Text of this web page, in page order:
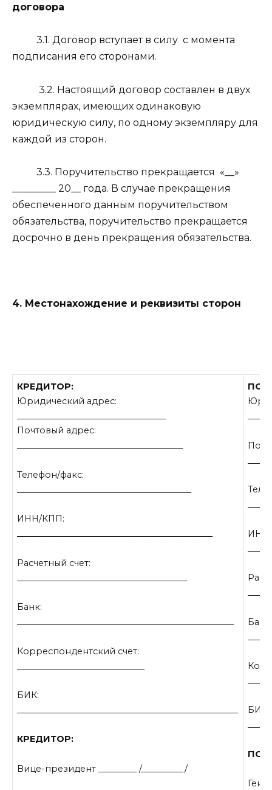
договора
3.1. Договор вступает в силу с момента
подписания его сторонами.
3.2. Настоящий договор составлен в двух
экземплярах, имеющих одинаковую
юридическую силу, по одному экземпляру для
каждой из сторон.
3.3. Поручительство прекращается «__»
_________ 20__ года. В случае прекращения
обеспеченного данным поручительством
обязательства, поручительство прекращается
досрочно в день прекращения обязательства.
4. Местонахождение и реквизиты сторон
КРЕДИТОР:
Юридический адрес:
Почтовый адрес:
Телефон/факс:
ИНН/КПП:
Расчетный счет:
Банк:
Корреспондентский счет:
БИК:
КРЕДИТОР:
Вице-президент _________ /__________/
БИК: